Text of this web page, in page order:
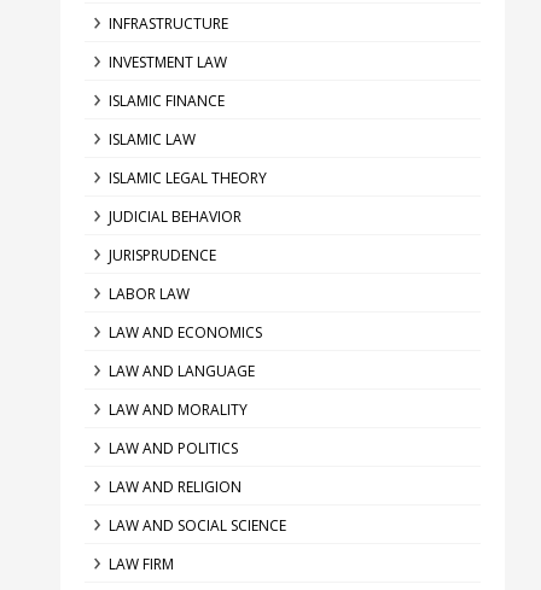
INFRASTRUCTURE
INVESTMENT LAW
ISLAMIC FINANCE
ISLAMIC LAW
ISLAMIC LEGAL THEORY
JUDICIAL BEHAVIOR
JURISPRUDENCE
LABOR LAW
LAW AND ECONOMICS
LAW AND LANGUAGE
LAW AND MORALITY
LAW AND POLITICS
LAW AND RELIGION
LAW AND SOCIAL SCIENCE
LAW FIRM